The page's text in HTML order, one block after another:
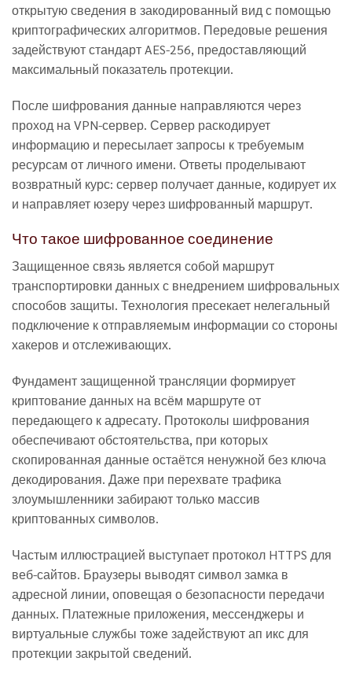
открытую сведения в закодированный вид с помощью
криптографических алгоритмов. Передовые решения
задействуют стандарт AES-256, предоставляющий
максимальный показатель протекции.
После шифрования данные направляются через
проход на VPN-сервер. Сервер раскодирует
информацию и пересылает запросы к требуемым
ресурсам от личного имени. Ответы проделывают
возвратный курс: сервер получает данные, кодирует их
и направляет юзеру через шифрованный маршрут.
Что такое шифрованное соединение
Защищенное связь является собой маршрут
транспортировки данных с внедрением шифровальных
способов защиты. Технология пресекает нелегальный
подключение к отправляемым информации со стороны
хакеров и отслеживающих.
Фундамент защищенной трансляции формирует
криптование данных на всём маршруте от
передающего к адресату. Протоколы шифрования
обеспечивают обстоятельства, при которых
скопированная данные остаётся ненужной без ключа
декодирования. Даже при перехвате трафика
злоумышленники забирают только массив
криптованных символов.
Частым иллюстрацией выступает протокол HTTPS для
веб-сайтов. Браузеры выводят символ замка в
адресной линии, оповещая о безопасности передачи
данных. Платежные приложения, мессенджеры и
виртуальные службы тоже задействуют ап икс для
протекции закрытой сведений.